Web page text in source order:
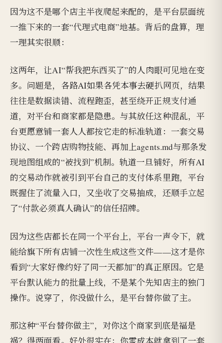
因为这不是哪个店主半夜爬起来配的，是平台层面统
一推下来的一套“代理式电商”地基。背后的盘算，理
一理其实很顺：
这两年，让AI“帮我把东西买了”的人肉眼可见地在变
多。问题是，各路AI如果各凭本事去硬扒网页，结果
往往是数据读错、流程跑歪，甚至绕开正规支付通
道，对平台和商家都是隐患。与其放任这种混乱，平
台更愿意铺一套人人都按它走的标准轨道：一套交易
协议、一个跨店购物技能、再加上agents.md与那条发
现地图组成的“被找到”机制。轨道一旦铺好，所有AI
的交易动作就被引到平台自己的支付体系里跑，平台
既握住了流量入口，又坐收了交易抽成，还顺手立起
了“付款必须真人确认”的信任招牌。
因为这些店都长在同一个平台上，平台一声令下，就
能给旗下所有店铺一次性生成这些文件——这才是你
看到“大家好像约好了同一天都加”的真正原因。它是
平台默认能力的批量上线，不是某个先知店主的独门
操作。说穿了，你没做什么，是平台替你做了主。
那这种“平台替你做主”，对你这个商家到底是福是